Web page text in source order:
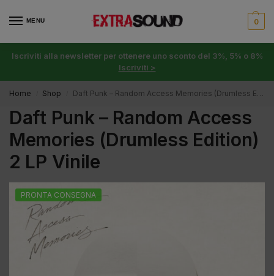
MENU 0
Iscriviti alla newsletter per ottenere uno sconto del 3%, 5% o 8%
Iscriviti >
Home Shop Daft Punk – Random Access Memories (Drumless Edition) 2 LP Vinile
Daft Punk – Random Access
Memories (Drumless Edition)
2 LP Vinile
PRONTA CONSEGNA